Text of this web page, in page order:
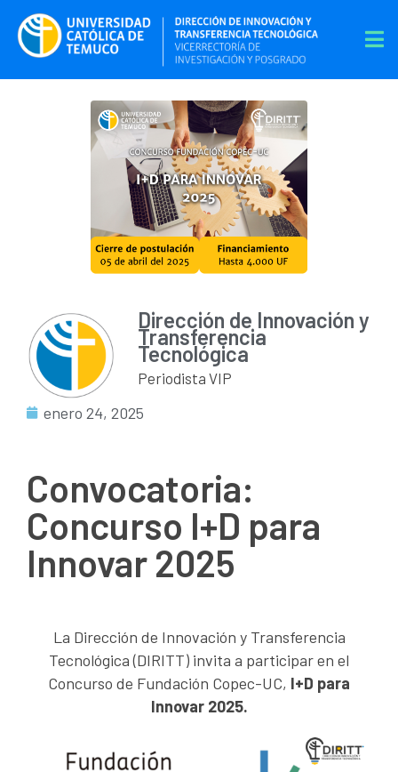
Dirección de Innovación y
Transferencia
Tecnológica
Periodista VIP
enero 24, 2025
Convocatoria:
Concurso I+D para
Innovar 2025
La Dirección de Innovación y Transferencia
Tecnológica (DIRITT) invita a participar en el
Concurso de Fundación Copec-UC, I+D para
Innovar 2025.